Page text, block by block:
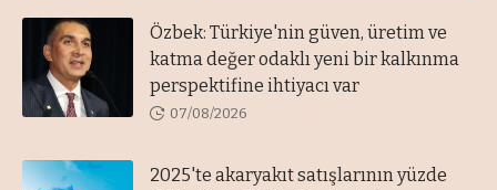
Özbek: Türkiye'nin güven, üretim ve
katma değer odaklı yeni bir kalkınma
perspektifine ihtiyacı var
07/08/2026
2025'te akaryakıt satışlarının yüzde